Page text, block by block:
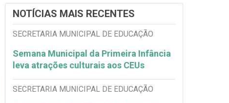
NOTÍCIAS MAIS RECENTES
SECRETARIA MUNICIPAL DE EDUCAÇÃO
Semana Municipal da Primeira Infância
leva atrações culturais aos CEUs
SECRETARIA MUNICIPAL DE EDUCAÇÃO